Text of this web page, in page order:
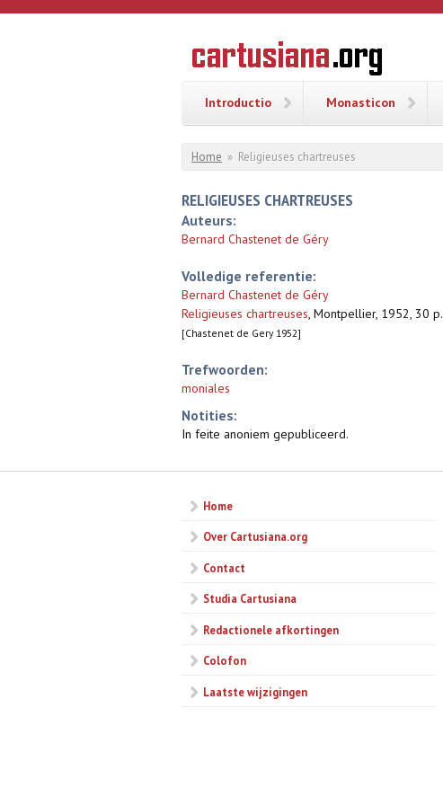
Overslaan en naar de inhoud gaan
CARTUSIANA
Geschiedenis
van de
Introductio Monasticon
U bent hier
Home » Religieuses chartreuses
RELIGIEUSES CHARTREUSES
Auteurs:
Bernard Chastenet de Géry
Volledige referentie:
Bernard Chastenet de Géry
Religieuses chartreuses, Montpellier, 1952, 30 p.
[Chastenet de Gery 1952]
Trefwoorden:
moniales
Notities:
In feite anoniem gepubliceerd.
Home
Over Cartusiana.org
Contact
Studia Cartusiana
Redactionele afkortingen
Colofon
Laatste wijzigingen